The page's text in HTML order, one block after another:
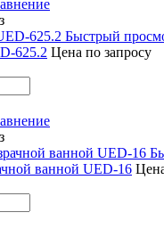
Быстрый
625.2 Цена по запросу
ванной UED-16